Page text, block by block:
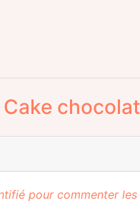
pour commenter